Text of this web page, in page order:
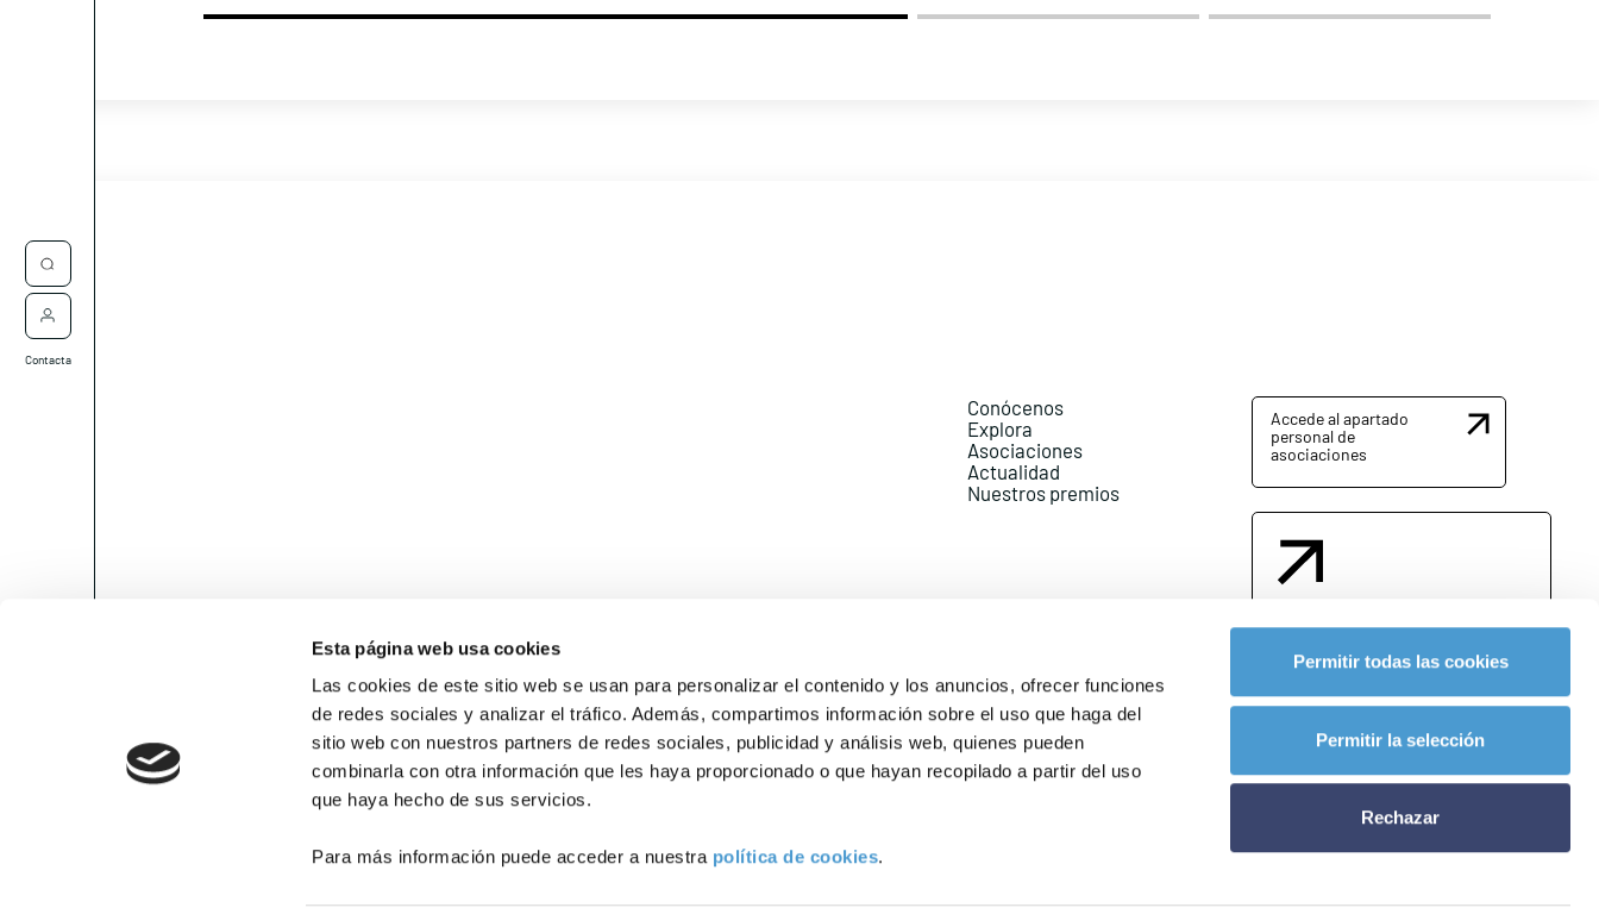
Esta página web usa cookies
Las cookies de este sitio web se usan para personalizar el contenido y los anuncios, ofrecer funciones
de redes sociales y analizar el tráfico. Además, compartimos información sobre el uso que haga del
sitio web con nuestros partners de redes sociales, publicidad y análisis web, quienes pueden
combinarla con otra información que les haya proporcionado o que hayan recopilado a partir del uso
que haya hecho de sus servicios.
Para más información puede acceder a nuestra política de cookies.
Permitir todas las cookies
Permitir la selección
Rechazar
Contacta
Conócenos
Explora
Asociaciones
Actualidad
Nuestros premios
Accede al apartado
personal de
asociaciones
Contacta con nosotros
Política de Privacidad Política de Cookies Aviso legal